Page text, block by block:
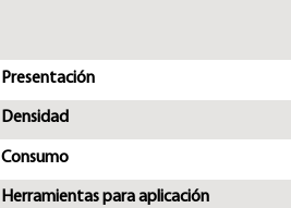
Presentación
Densidad
Consumo
Herramientas para aplicación